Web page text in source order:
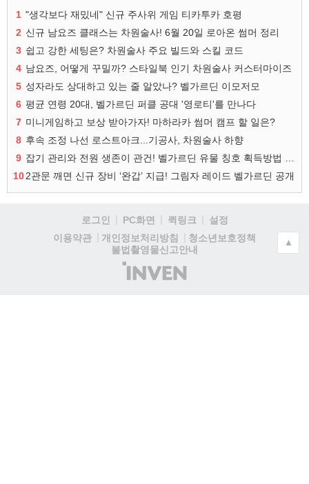
1 "생각보다 재밌네" 신규 주사위 게임 티카투카 호평
2 신규 남요즈 클래스는 차원술사! 6월 20일 로아온 썸머 정리
3 쉽고 강한 세팅은? 차원술사 주요 빌드와 스킬 코드
4 남요즈, 어떻게 꾸밀까? 스타일북 인기 차원술사 커스터마이즈
5 성자라도 상대하고 있는 줄 알았나? 벨가르딘 이모저모
6 평균 연령 20대, 벨가르딘 퍼클 공대 '영로티'를 만나다
7 미니게임하고 보상 받아가자! 마하라카 썸머 캠프 할 일은?
8 후속 조정 나선 로스트아크...기공사, 차원술사 하향
9
102관문 깨면 신규 장비 ‘완갑’ 지급! 그림자 레이드 벨가르딘 공개
로그인 PC화면 퀵링크
설정
이용약관
개인정보처리방침
청소년보호정책
불법촬영물신고안내
(주)
인
▲